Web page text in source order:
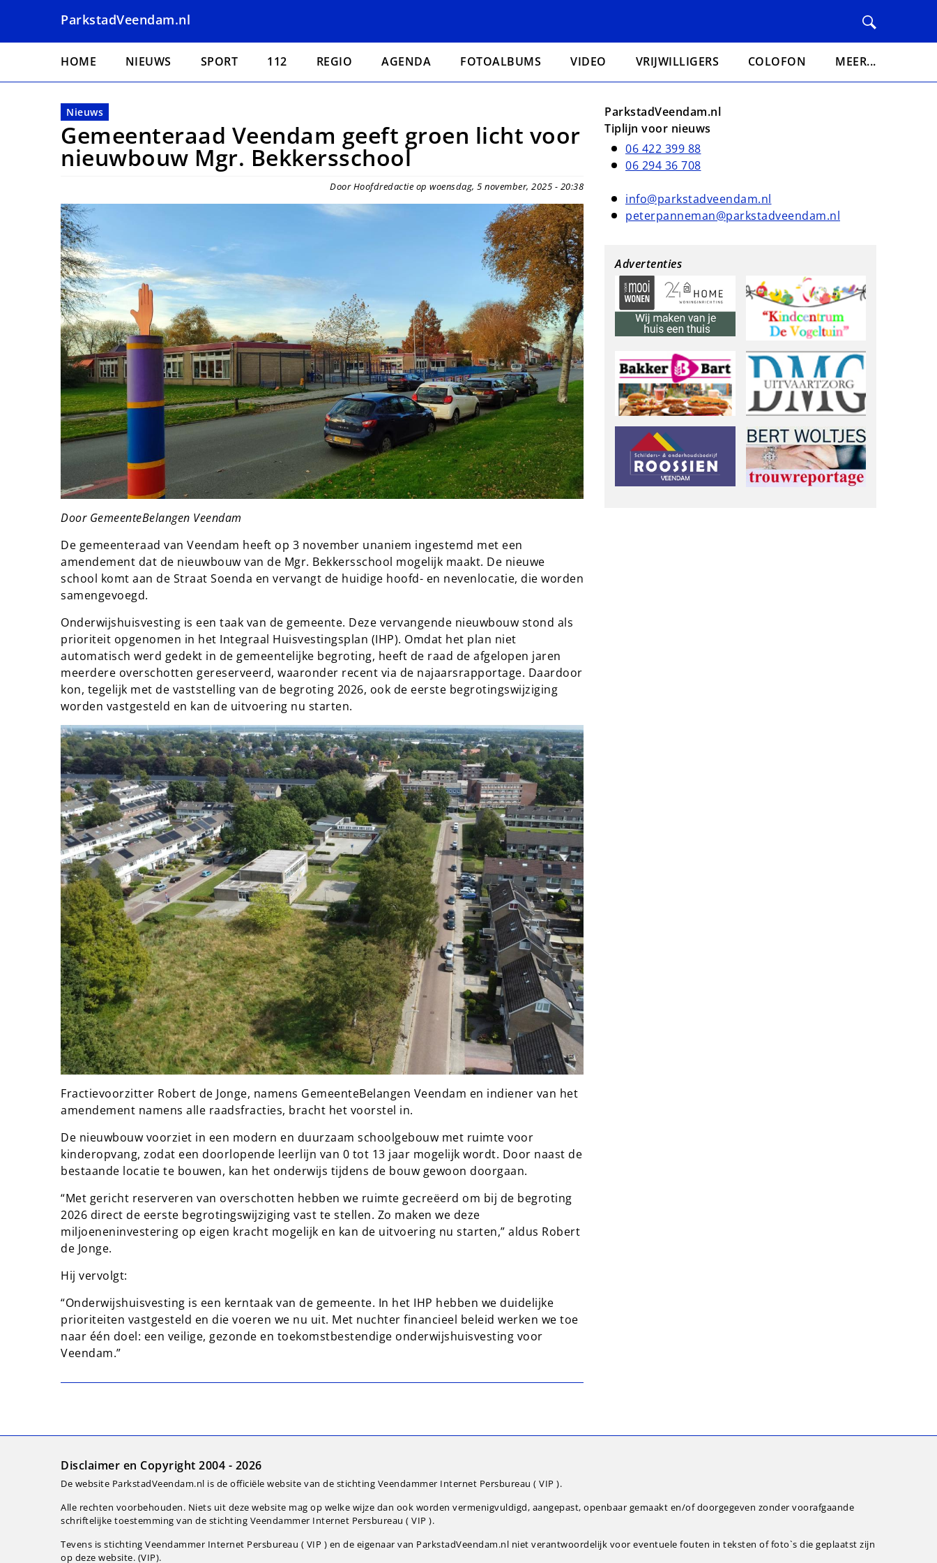
naar
ParkstadVeendam.nl
Hoofdnavigatie
HOME NIEUWS SPORT 112 REGIO AGENDA FOTOALBUMS VIDEO VRIJWILLIGERS COLOFON MEER...
Nieuws
Gemeenteraad Veendam geeft groen licht voor
nieuwbouw Mgr. Bekkersschool
Door Hoofdredactie op woensdag, 5 november, 2025 - 20:38
Door GemeenteBelangen Veendam
De gemeenteraad van Veendam heeft op 3 november unaniem ingestemd met een
amendement dat de nieuwbouw van de Mgr. Bekkersschool mogelijk maakt. De nieuwe
school komt aan de Straat Soenda en vervangt de huidige hoofd- en nevenlocatie, die worden
samengevoegd.
Onderwijshuisvesting is een taak van de gemeente. Deze vervangende nieuwbouw stond als
prioriteit opgenomen in het Integraal Huisvestingsplan (IHP). Omdat het plan niet
automatisch werd gedekt in de gemeentelijke begroting, heeft de raad de afgelopen jaren
meerdere overschotten gereserveerd, waaronder recent via de najaarsrapportage. Daardoor
kon, tegelijk met de vaststelling van de begroting 2026, ook de eerste begrotingswijziging
worden vastgesteld en kan de uitvoering nu starten.
Fractievoorzitter Robert de Jonge, namens GemeenteBelangen Veendam en indiener van het
amendement namens alle raadsfracties, bracht het voorstel in.
De nieuwbouw voorziet in een modern en duurzaam schoolgebouw met ruimte voor
kinderopvang, zodat een doorlopende leerlijn van 0 tot 13 jaar mogelijk wordt. Door naast de
bestaande locatie te bouwen, kan het onderwijs tijdens de bouw gewoon doorgaan.
“Met gericht reserveren van overschotten hebben we ruimte gecreëerd om bij de begroting
2026 direct de eerste begrotingswijziging vast te stellen. Zo maken we deze
miljoeneninvestering op eigen kracht mogelijk en kan de uitvoering nu starten,” aldus Robert
de Jonge.
Hij vervolgt:
“Onderwijshuisvesting is een kerntaak van de gemeente. In het IHP hebben we duidelijke
prioriteiten vastgesteld en die voeren we nu uit. Met nuchter financieel beleid werken we toe
naar één doel: een veilige, gezonde en toekomstbestendige onderwijshuisvesting voor
Veendam.”
ParkstadVeendam.nl
Tiplijn voor nieuws
06 422 399 88
06 294 36 708
info@parkstadveendam.nl
peterpanneman@parkstadveendam.nl
Advertenties
Disclaimer en Copyright 2004 - 2026
De website ParkstadVeendam.nl is de officiële website van de stichting Veendammer Internet Persbureau ( VIP ).
Alle rechten voorbehouden. Niets uit deze website mag op welke wijze dan ook worden vermenigvuldigd, aangepast, openbaar gemaakt en/of doorgegeven zonder voorafgaande
schriftelijke toestemming van de stichting Veendammer Internet Persbureau ( VIP ).
Tevens is stichting Veendammer Internet Persbureau ( VIP ) en de eigenaar van ParkstadVeendam.nl niet verantwoordelijk voor eventuele fouten in teksten of foto`s die geplaatst zijn
op deze website. (VIP).